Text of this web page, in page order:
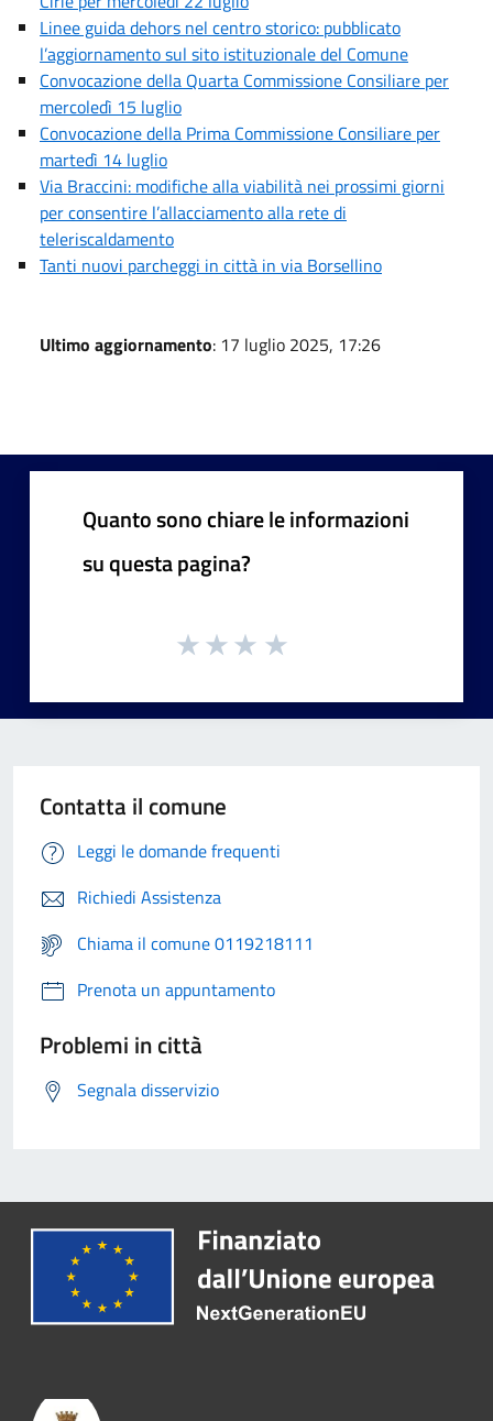
Linee guida dehors nel centro storico: pubblicato
l’aggiornamento sul sito istituzionale del Comune
Convocazione della Quarta Commissione Consiliare per
mercoledì 15 luglio
Convocazione della Prima Commissione Consiliare per
martedì 14 luglio
Via Braccini: modifiche alla viabilità nei prossimi giorni
per consentire l’allacciamento alla rete di
teleriscaldamento
Tanti nuovi parcheggi in città in via Borsellino
Ultimo aggiornamento: 17 luglio 2025, 17:26
Quanto sono chiare le informazioni
su questa pagina?
Contatta il comune
Leggi le domande frequenti
Richiedi Assistenza
Chiama il comune 0119218111
Prenota un appuntamento
Problemi in città
Segnala disservizio